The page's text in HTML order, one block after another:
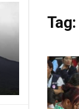
Tag: